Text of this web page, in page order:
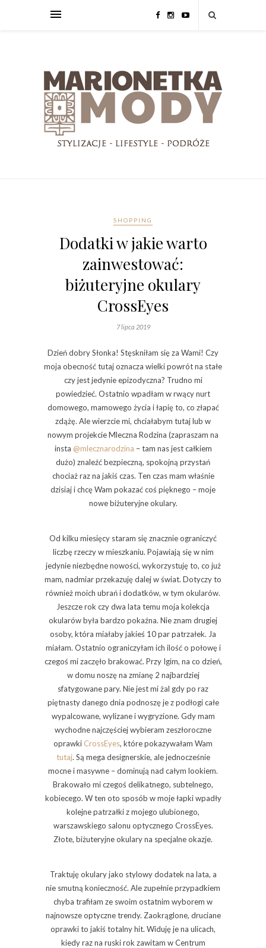
SHOPPING
Dodatki w jakie warto
zainwestować:
biżuteryjne okulary
CrossEyes
7 lipca 2019
Dzień dobry Słonka! Stęskniłam się za Wami! Czy
moja obecność tutaj oznacza wielki powrót na stałe
czy jest jedynie epizodyczna? Trudno mi
powiedzieć. Ostatnio wpadłam w rwący nurt
domowego, mamowego życia i łapię to, co złapać
zdążę. Ale wierzcie mi, chciałabym tutaj lub w
nowym projekcie Mleczna Rodzina (zapraszam na
insta @mlecznarodzina – tam nas jest całkiem
dużo) znaleźć bezpieczną, spokojną przystań
chociaż raz na jakiś czas. Ten czas mam właśnie
dzisiaj i chcę Wam pokazać coś pięknego – moje
nowe biżuteryjne okulary.
Od kilku miesięcy staram się znacznie ograniczyć
liczbę rzeczy w mieszkaniu. Pojawiają się w nim
jedynie niezbędne nowości, wykorzystuję to, co już
mam, nadmiar przekazuję dalej w świat. Dotyczy to
również moich ubrań i dodatków, w tym okularów.
Jeszcze rok czy dwa lata temu moja kolekcja
okularów była bardzo pokaźna. Nie znam drugiej
osoby, która miałaby jakieś 10 par patrzałek. Ja
miałam. Ostatnio ograniczyłam ich ilość o połowę i
czegoś mi zaczęło brakować. Przy Igim, na co dzień,
w domu noszę na zmianę 2 najbardziej
sfatygowane pary. Nie jest mi żal gdy po raz
piętnasty danego dnia podnoszę je z podłogi całe
wypalcowane, wylizane i wygryzione. Gdy mam
wychodne najczęściej wybieram zeszłoroczne
oprawki CrossEyes, które pokazywałam Wam
tutaj. Są mega designerskie, ale jednocześnie
mocne i masywne – dominują nad całym lookiem.
Brakowało mi czegoś delikatnego, subtelnego,
kobiecego. W ten oto sposób w moje łapki wpadły
kolejne patrzałki z mojego ulubionego,
warszawskiego salonu optycznego CrossEyes.
Złote, biżuteryjne okulary na specjalne okazje.
Traktuję okulary jako stylowy dodatek na lata, a
nie smutną konieczność. Ale zupełnie przypadkiem
chyba trafiłam ze swoim ostatnim wyborem w
najnowsze optyczne trendy. Zaokrąglone, druciane
oprawki to jakiś totalny hit. Widuję je na ulicach,
kiedy raz na ruski rok zawitam w Centrum